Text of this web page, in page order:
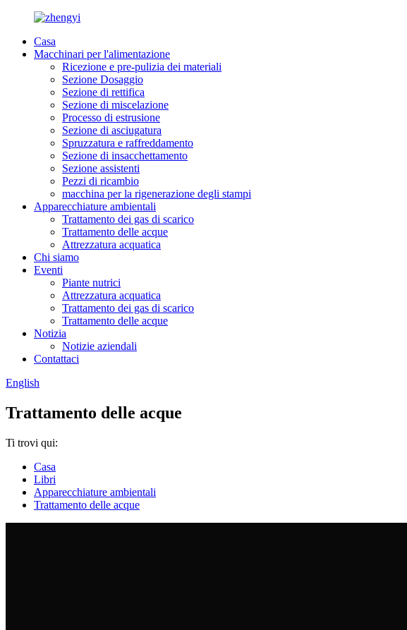
Casa
Macchinari per l'alimentazione
Ricezione e pre-pulizia dei materiali
Sezione Dosaggio
Sezione di rettifica
Sezione di miscelazione
Processo di estrusione
Sezione di asciugatura
Spruzzatura e raffreddamento
Sezione di insacchettamento
Sezione assistenti
Pezzi di ricambio
macchina per la rigenerazione degli stampi
Apparecchiature ambientali
Trattamento dei gas di scarico
Trattamento delle acque
Attrezzatura acquatica
Chi siamo
Eventi
Piante nutrici
Attrezzatura acquatica
Trattamento dei gas di scarico
Trattamento delle acque
Notizia
Notizie aziendali
Contattaci
English
Trattamento delle acque
Ti trovi qui:
Casa
Libri
Apparecchiature ambientali
Trattamento delle acque